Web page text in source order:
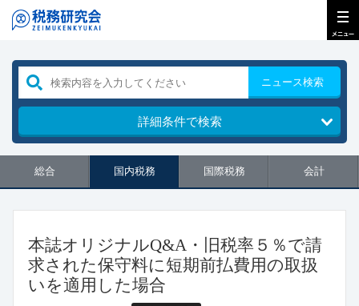
ニュース検索
詳細条件で検索
総合 国内税務 国際税務 会計
本誌オリジナルQ&A・旧税率５％で請
求された保守料に短期前払費用の取扱
いを適用した場合